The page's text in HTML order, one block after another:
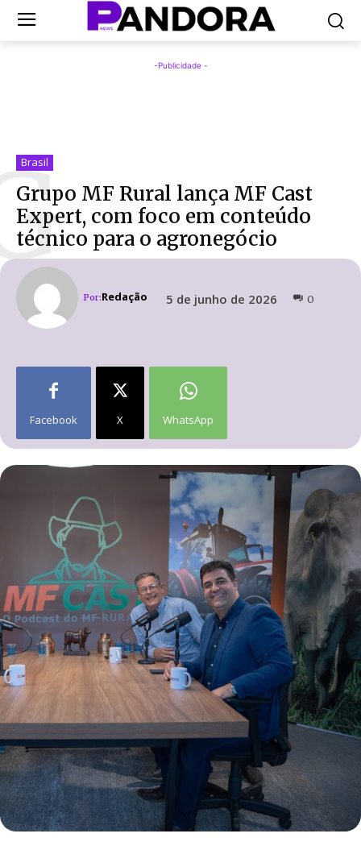
-Publicidade -
Brasil
Grupo MF Rural lança MF Cast
Expert, com foco em conteúdo
técnico para o agronegócio
Por:Redação 5 de junho de 2026 0
Facebook X WhatsApp